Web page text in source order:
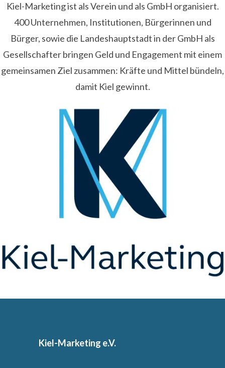
Kiel-Marketing ist als Verein und als GmbH organisiert.
400 Unternehmen, Institutionen, Bürgerinnen und
Bürger, sowie die Landeshauptstadt in der GmbH als
Gesellschafter bringen Geld und Engagement mit einem
gemeinsamen Ziel zusammen: Kräfte und Mittel bündeln,
damit Kiel gewinnt.
Kiel-Marketing e.V.